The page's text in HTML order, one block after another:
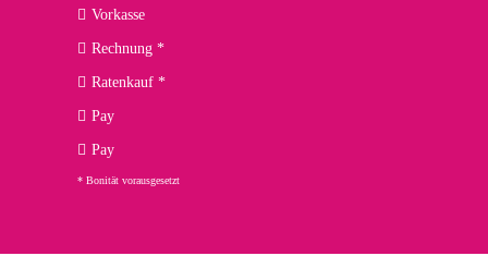
Vorkasse
Rechnung *
Ratenkauf *
Pay
Pay
* Bonität vorausgesetzt